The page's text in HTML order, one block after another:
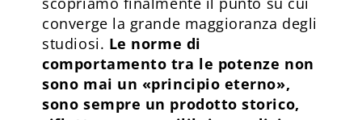
converge la grande maggioranza degli
studiosi. Le norme di
comportamento tra le potenze non
sono mai un «principio eterno»,
sono sempre un prodotto storico,